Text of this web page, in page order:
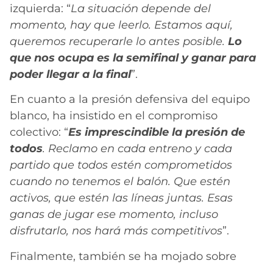
izquierda: “La situación depende del
momento, hay que leerlo. Estamos aquí,
queremos recuperarle lo antes posible. Lo
que nos ocupa es la semifinal y ganar para
poder llegar a la final”.
En cuanto a la presión defensiva del equipo
blanco, ha insistido en el compromiso
colectivo: “Es imprescindible la presión de
todos. Reclamo en cada entreno y cada
partido que todos estén comprometidos
cuando no tenemos el balón. Que estén
activos, que estén las líneas juntas. Esas
ganas de jugar ese momento, incluso
disfrutarlo, nos hará más competitivos”.
Finalmente, también se ha mojado sobre